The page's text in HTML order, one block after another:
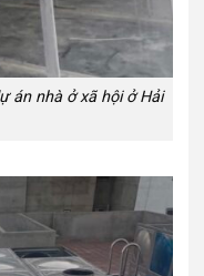
án nhà ở xã hội ở Hải